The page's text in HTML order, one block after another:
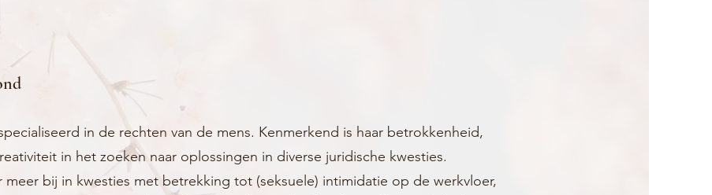
in de rechten van de mens. Kenmerkend is haar betrokkenheid,
in het zoeken naar oplossingen in diverse juridische kwesties.
meer bij in kwesties met betrekking tot (seksuele) intimidatie op de werkvloer,